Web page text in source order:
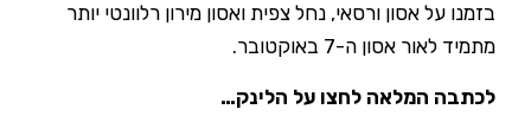
בזמנו על אסון ורסאי, נחל צפית ואסון מירון רלוונטי יותר
מתמיד לאור אסון ה-7 באוקטובר.
לכתבה המלאה לחצו על הלינק…